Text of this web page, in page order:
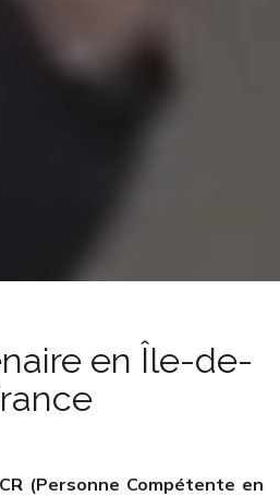
en Île-de-
(Personne Compétente en